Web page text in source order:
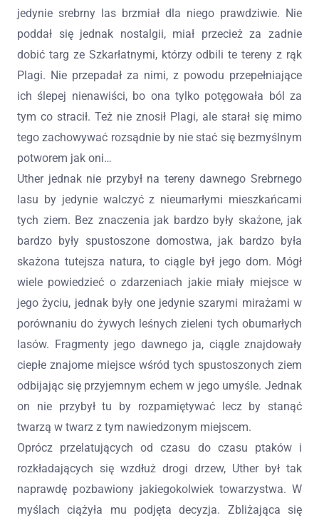
jedynie srebrny las brzmiał dla niego prawdziwie. Nie
poddał się jednak nostalgii, miał przecież za zadnie
dobić targ ze Szkarłatnymi, którzy odbili te tereny z rąk
Plagi. Nie przepadał za nimi, z powodu przepełniające
ich ślepej nienawiści, bo ona tylko potęgowała ból za
tym co stracił. Też nie znosił Plagi, ale starał się mimo
tego zachowywać rozsądnie by nie stać się bezmyślnym
potworem jak oni…
Uther jednak nie przybył na tereny dawnego Srebrnego
lasu by jedynie walczyć z nieumarłymi mieszkańcami
tych ziem. Bez znaczenia jak bardzo były skażone, jak
bardzo były spustoszone domostwa, jak bardzo była
skażona tutejsza natura, to ciągle był jego dom. Mógł
wiele powiedzieć o zdarzeniach jakie miały miejsce w
jego życiu, jednak były one jedynie szarymi mirażami w
porównaniu do żywych leśnych zieleni tych obumarłych
lasów. Fragmenty jego dawnego ja, ciągle znajdowały
ciepłe znajome miejsce wśród tych spustoszonych ziem
odbijając się przyjemnym echem w jego umyśle. Jednak
on nie przybył tu by rozpamiętywać lecz by stanąć
twarzą w twarz z tym nawiedzonym miejscem.
Oprócz przelatujących od czasu do czasu ptaków i
rozkładających się wzdłuż drogi drzew, Uther był tak
naprawdę pozbawiony jakiegokolwiek towarzystwa. W
myślach ciążyła mu podjęta decyzja. Zbliżająca się